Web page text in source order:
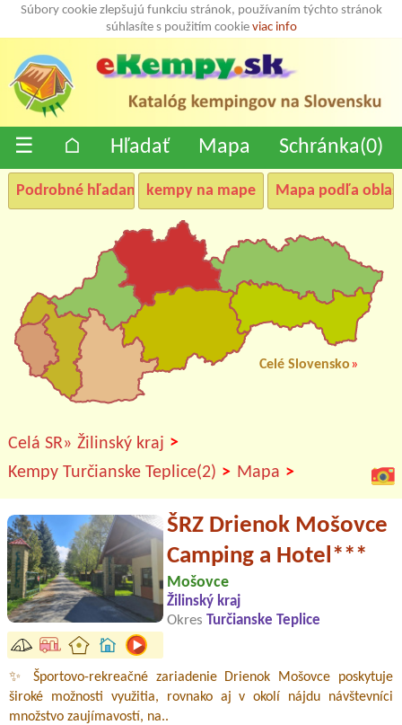
Súbory cookie zlepšujú funkciu stránok, používaním týchto stránok
súhlasíte s použitím cookie viac info
☰ ⌂ Hľadať Mapa Schránka(0)
Podrobné hľadanie kempy na mape Mapa podľa
Celé Slovensko»
Celá SR» Žilinský kraj >
Kempy Turčianske Teplice(2) > Mapa >
ŠRZ Drienok Mošovce
Camping a Hotel***
Mošovce
Žilinský kraj
Okres Turčianske Teplice
✨ Športovo-rekreačné zariadenie Drienok Mošovce poskytuje
široké možnosti využitia, rovnako aj v okolí nájdu návštevníci
množstvo zaujímavostí, na..